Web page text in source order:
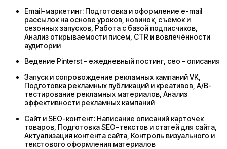
Email-маркетинг: Подготовка и оформление e-mail
рассылок на основе уроков, новинок, съёмок и
сезонных запусков, Работа с базой подписчиков,
Анализ открываемости писем, CTR и вовлечённости
аудитории
Ведение Pinterst - ежедневный постинг, ceo - описания
Запуск и сопровождение рекламных кампаний VK,
Подготовка рекламных публикаций и креативов, A/B-
тестирование рекламных материалов, Анализ
эффективности рекламных кампаний
Сайт и SEO-контент: Написание описаний карточек
товаров, Подготовка SEO-текстов и статей для сайта,
Актуализация контента сайта, Контроль визуального и
текстового оформления материалов